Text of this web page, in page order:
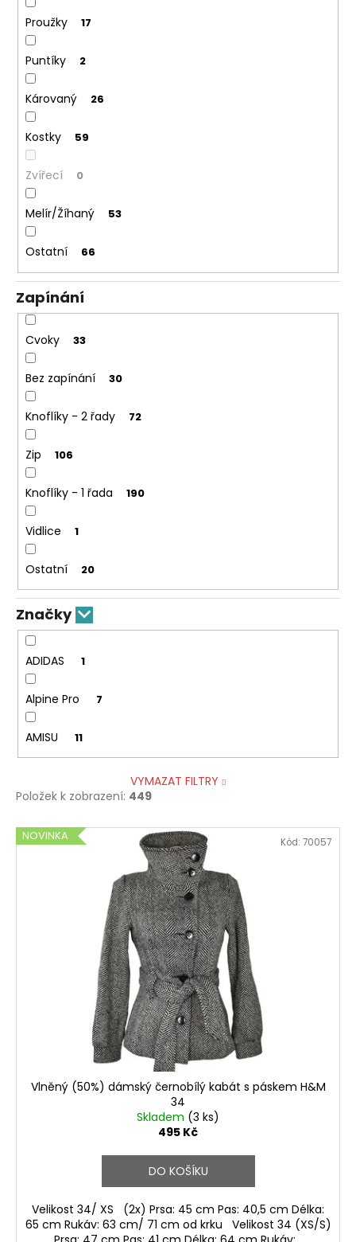
Proužky 17
Puntíky 2
Károvaný 26
Kostky 59
Zvířecí 0
Melír/Žíhaný 53
Ostatní 66
Zapínání
Cvoky 33
Bez zapínání 30
Knoflíky - 2 řady 72
Zip 106
Knoflíky - 1 řada 190
Vidlice 1
Ostatní 20
Značky
ADIDAS 1
Alpine Pro 7
AMISU 11
VYMAZAT FILTRY
Položek k zobrazení: 449
V
NOVINKA
Vlněný (50%) dámský černobílý kabát s páskem H&M
34
Skladem (3 ks)
495 Kč
DO KOŠÍKU
Velikost 34/ XS (2x) Prsa: 45 cm Pas: 40,5 cm Délka:
65 cm Rukáv: 63 cm/ 71 cm od krku Velikost 34 (XS/S)
Kód: 70057